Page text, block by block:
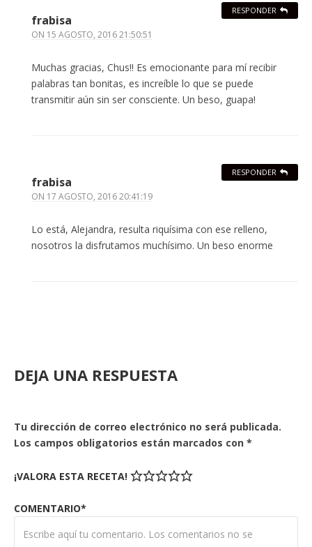
frabisa
ON 15 AGOSTO, 2016 21:50:51
Muchas gracias, Chus!! Es emocionante para mí recibir
palabras tan bonitas, es increíble lo que se puede
transmitir aún sin ser consciente. Un beso, guapa!
RESPONDER
frabisa
ON 17 AGOSTO, 2016 20:41:19
Lo está, Alejandra, resulta riquísima con ese relleno,
nosotros la disfrutamos muchísimo. Un beso enorme
RESPONDER
DEJA UNA RESPUESTA
Tu dirección de correo electrónico no será publicada.
Los campos obligatorios están marcados con *
¡VALORA ESTA RECETA!
COMENTARIO*